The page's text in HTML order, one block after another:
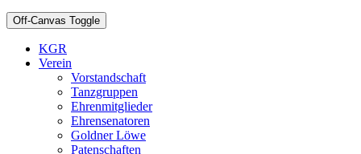
Off-Canvas Toggle
KGR
Verein
Vorstandschaft
Tanzgruppen
Ehrenmitglieder
Ehrensenatoren
Goldner Löwe
Patenschaften